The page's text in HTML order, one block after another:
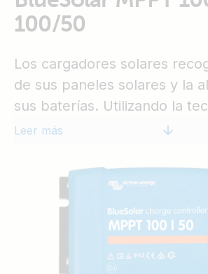
SmartSolar
Orion
XS
SmartShunt
100/50
Los cargadores solares
de sus paneles solares y la
sus baterías. Utilizando la
rápida y novedosa, el
de forma inteligente para
máxima en el menor tiempo
BlueSolar cuida de la salud
ampliando su vida útil.
Leer más